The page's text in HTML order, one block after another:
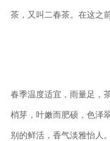
茶，又叫二春茶。在这之
春季温度适宜，雨量足，
梢芽，叶嫩而肥硕，色泽
别的鲜活，香气淡雅怡人。